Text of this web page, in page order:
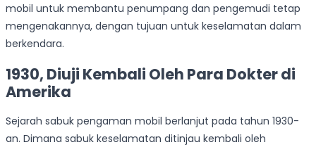
mobil untuk membantu penumpang dan pengemudi tetap
mengenakannya, dengan tujuan untuk keselamatan dalam
berkendara.
1930, Diuji Kembali Oleh Para Dokter di
Amerika
Sejarah sabuk pengaman mobil berlanjut pada tahun 1930-
an. Dimana sabuk keselamatan ditinjau kembali oleh